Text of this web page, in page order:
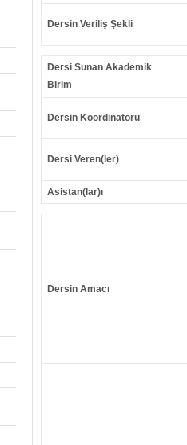
Dersin Veriliş Şekli
Dersi Sunan Akademik
Birim
Dersin Koordinatörü
Dersi Veren(ler)
Asistan(lar)ı
Dersin Amacı